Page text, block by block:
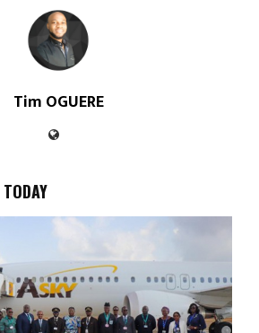
Tim OGUERE